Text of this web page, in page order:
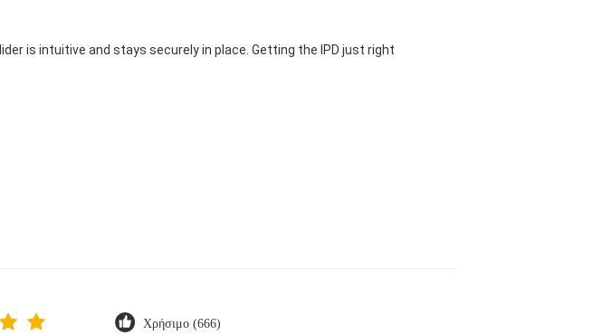
is intuitive and stays securely in place. Getting the IPD just right
Χρήσιμο (666)